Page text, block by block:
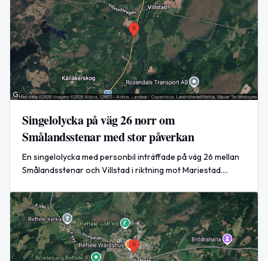
Singelolycka på väg 26 norr om
Smålandsstenar med stor påverkan
En singelolycka med personbil inträffade på väg 26 mellan
Smålandsstenar och Villstad i riktning mot Mariestad.